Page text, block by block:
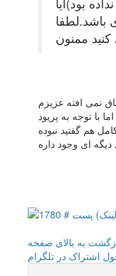
باشد.لطفا
کنید ممنون
با توجه به پریود
هم گفتید نبوده
به بالای صفحه
اشتراک در تلگرام